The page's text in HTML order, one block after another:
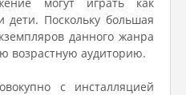
дети. Поскольку большая
данного жанра
возрастную аудиторию.
с инсталляцией